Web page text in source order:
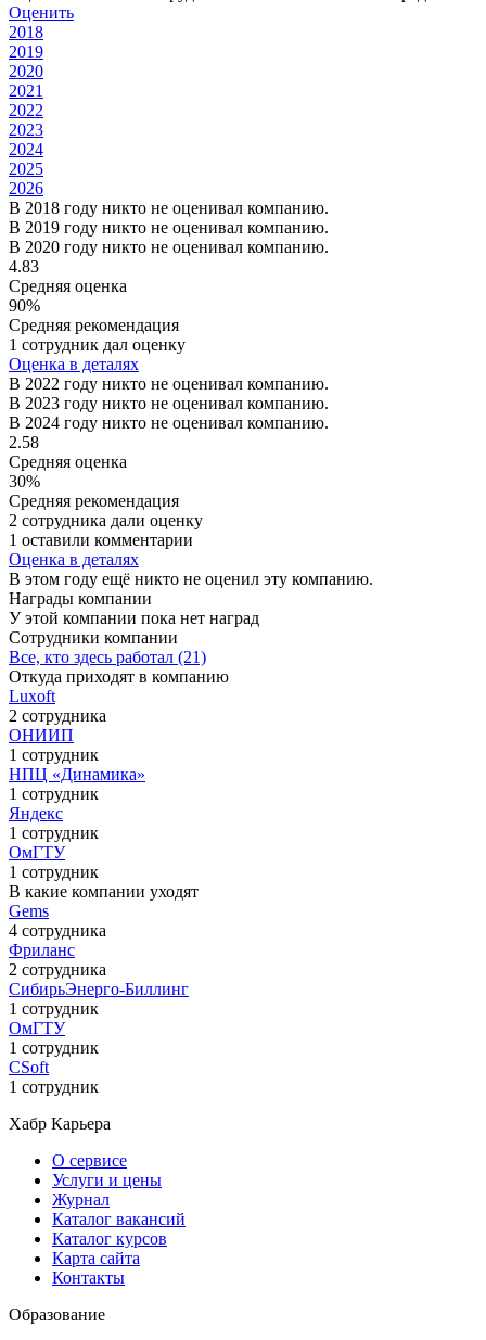
Оценить
2018
2019
2020
2021
2022
2023
2024
2025
2026
В 2018 году никто не оценивал компанию.
В 2019 году никто не оценивал компанию.
В 2020 году никто не оценивал компанию.
4.83
Средняя оценка
90%
Средняя рекомендация
1 сотрудник дал оценку
Оценка в деталях
В 2022 году никто не оценивал компанию.
В 2023 году никто не оценивал компанию.
В 2024 году никто не оценивал компанию.
2.58
Средняя оценка
30%
Средняя рекомендация
2 сотрудника дали оценку
1 оставили комментарии
Оценка в деталях
В этом году ещё никто не оценил эту компанию.
Награды компании
У этой компании пока нет наград
Сотрудники компании
Все, кто здесь работал (21)
Откуда приходят в компанию
Luxoft
2 сотрудника
ОНИИП
1 сотрудник
НПЦ «Динамика»
1 сотрудник
Яндекс
1 сотрудник
ОмГТУ
1 сотрудник
В какие компании уходят
Gems
4 сотрудника
Фриланс
2 сотрудника
СибирьЭнерго-Биллинг
1 сотрудник
ОмГТУ
1 сотрудник
CSoft
1 сотрудник
Хабр Карьера
О сервисе
Услуги и цены
Журнал
Каталог вакансий
Каталог курсов
Карта сайта
Контакты
Образование